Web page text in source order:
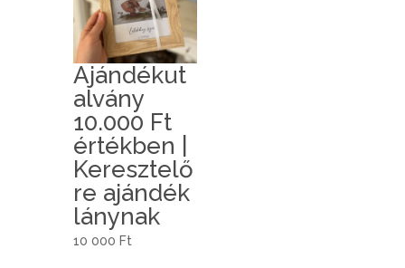
Ajándékut
alvány
10.000 Ft
értékben |
Keresztelő
re ajándék
lánynak
10 000 Ft